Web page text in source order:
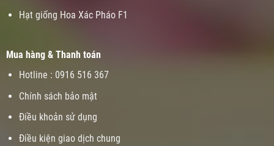
Hạt giống Hoa Xác Pháo F1
Mua hàng & Thanh toán
Hotline : 0916 516 367
Chính sách bảo mật
Điều khoản sử dụng
Điều kiện giao dịch chung